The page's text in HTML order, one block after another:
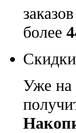
более
Уже на